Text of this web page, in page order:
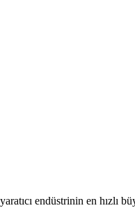
endüstrinin en hızlı